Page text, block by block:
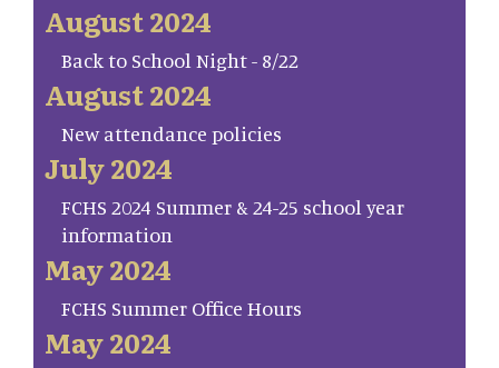
August 2024
Back to School Night - 8/22
August 2024
New attendance policies
July 2024
FCHS 2024 Summer & 24-25 school year
information
May 2024
FCHS Summer Office Hours
May 2024